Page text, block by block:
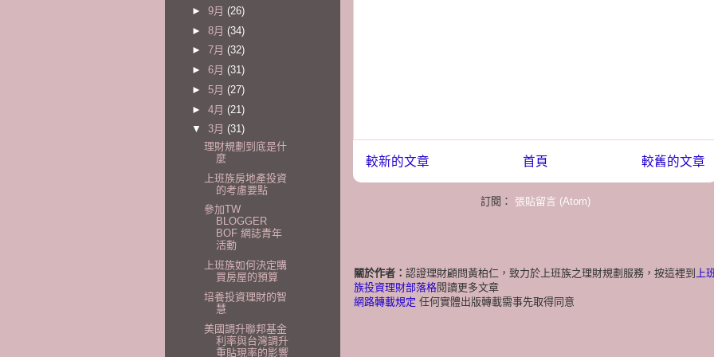
較新的文章 較舊的文章
首頁
訂閱： 張貼留言 (Atom)
關於作者： 認證理財顧問黃柏仁，致力於上班族之理財規劃服務，按這裡到 上
族投資理財部落格閱讀更多文章
網路轉載規定 任何實體出版轉載需事先取得同意
► 9月 (26)
► 8月 (34)
► 7月 (32)
► 6月 (31)
► 5月 (27)
► 4月 (21)
▼ 3月 (31)
理財規劃到底是什
麼
上班族房地產投資
的考慮要點
參加TW
BLOGGER
BOF 網誌青年
活動
上班族如何決定購
買房屋的預算
培養投資理財的智
慧
美國調升聯邦基金
利率與台灣調升
重貼現率的影響